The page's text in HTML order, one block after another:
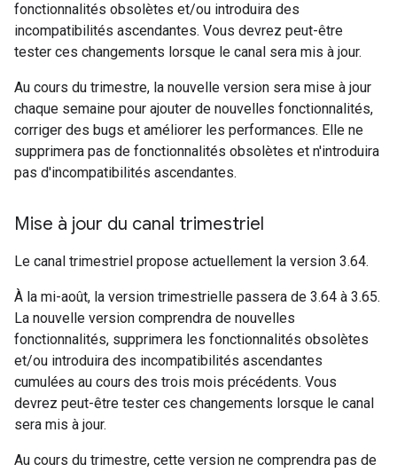
fonctionnalités obsolètes et/ou introduira des
incompatibilités ascendantes. Vous devrez peut-être
tester ces changements lorsque le canal sera mis à jour.
Au cours du trimestre, la nouvelle version sera mise à jour
chaque semaine pour ajouter de nouvelles fonctionnalités,
corriger des bugs et améliorer les performances. Elle ne
supprimera pas de fonctionnalités obsolètes et n'introduira
pas d'incompatibilités ascendantes.
Mise à jour du canal trimestriel
Le canal trimestriel propose actuellement la version 3.64.
À la mi-août, la version trimestrielle passera de 3.64 à 3.65.
La nouvelle version comprendra de nouvelles
fonctionnalités, supprimera les fonctionnalités obsolètes
et/ou introduira des incompatibilités ascendantes
cumulées au cours des trois mois précédents. Vous
devrez peut-être tester ces changements lorsque le canal
sera mis à jour.
Au cours du trimestre, cette version ne comprendra pas de